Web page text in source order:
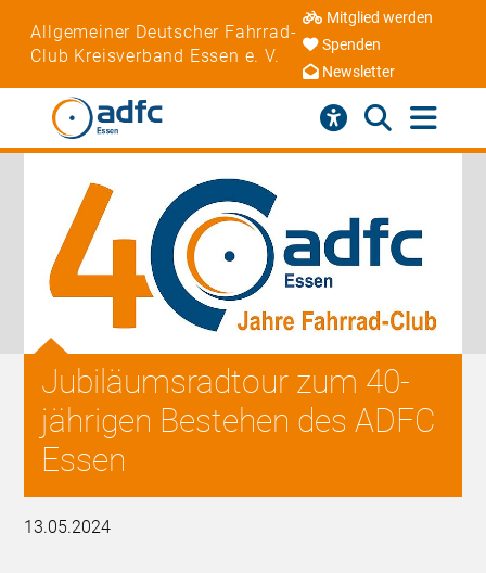
Allgemeiner Deutscher Fahrrad-
Club Kreisverband Essen e. V.
Mitglied werden
Spenden
Newsletter
Jubiläumsradtour zum 40-
jährigen Bestehen des ADFC
Essen
13.05.2024